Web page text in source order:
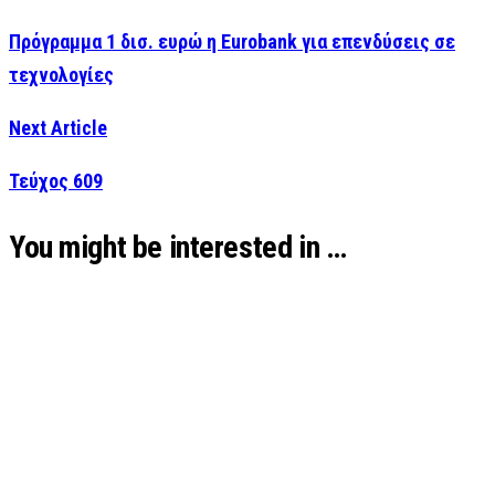
Πρόγραμμα 1 δισ. ευρώ η Eurobank για επενδύσεις σε
τεχνολογίες
Next Article
Τεύχος 609
You might be interested in …